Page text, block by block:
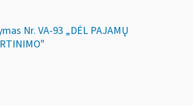
Nr. VA-93 „DĖL PAJAMŲ